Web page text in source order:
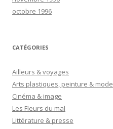
octobre 1996
CATÉGORIES
Ailleurs & voyages
Arts plastiques, peinture & mode
Cinéma & image
Les Fleurs du mal
Littérature & presse